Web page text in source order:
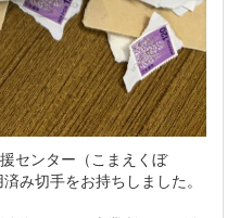
センター（こまえくぼ
み切手をお持ちしました。